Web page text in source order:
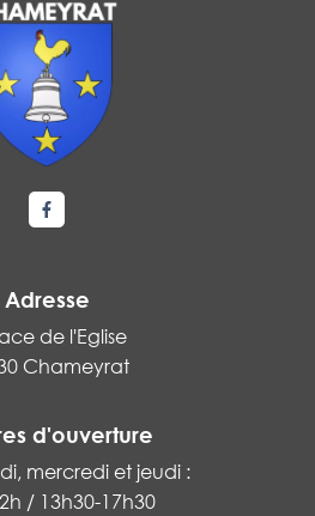
Lien vers le compte Facebook
Adresse
de l'Eglise
Chameyrat
d'ouverture
mercredi et jeudi :
/ 13h30-17h30